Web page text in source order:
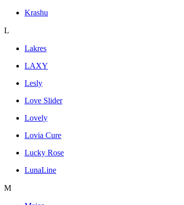
Krashu
L
Lakres
LAXY
Lesly
Love Slider
Lovely
Lovia Cure
Lucky Rose
LunaLine
M